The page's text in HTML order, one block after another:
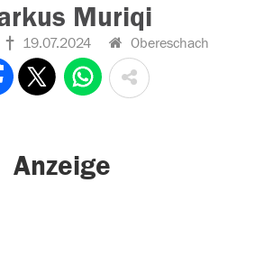
Muriqi
19.07.2024 Obereschach
Anzeige